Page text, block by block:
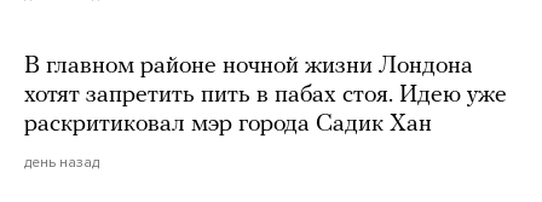
В главном районе ночной жизни Лондона
хотят запретить пить в пабах стоя. Идею уже
раскритиковал мэр города Садик Хан
день назад